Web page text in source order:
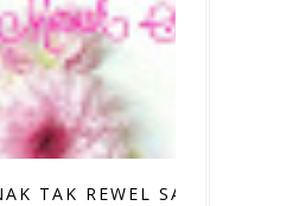
TAK REWEL SAAT